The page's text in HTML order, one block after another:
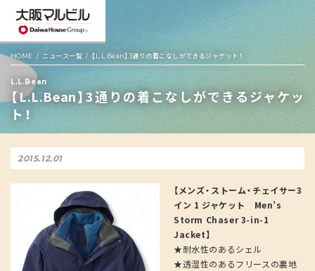
HOME ニュース一覧 【L.L.Bean】3通りの着こなしができるジャケット！
L.L.Bean
【L.L.Bean】3通りの着こなしができるジャケッ
ト！
2015.12.01
【メンズ・ストーム・チェイサー3
イン 1 ジャケット Men’s
Storm Chaser 3-in-1
Jacket】
★耐水性のあるシェル
★透湿性のあるフリースの裏地